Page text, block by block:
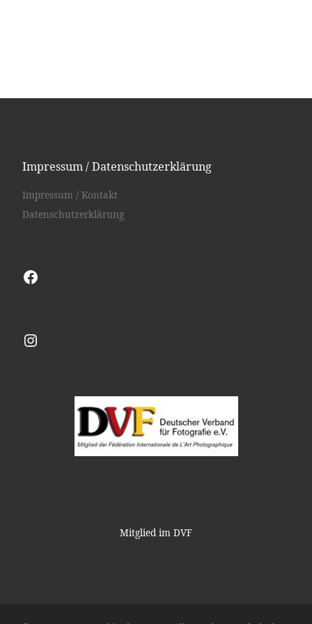
Impressum / Datenschutzerklärung
Impressum / Kontakt
Datenschutzerklärung
Facebook
Instagram
Mitglied im DVF